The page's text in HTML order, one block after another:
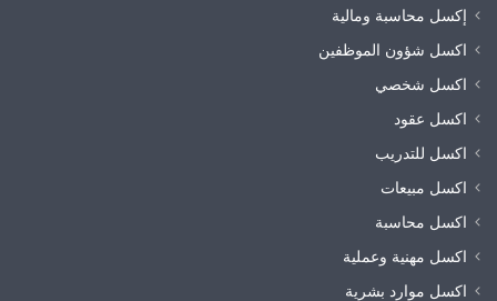
إكسل محاسبة ومالية
اكسل شؤون الموظفين
اكسل شخصي
اكسل عقود
اكسل للتدريب
اكسل مبيعات
اكسل محاسبة
اكسل مهنية وعملية
اكسل موارد بشرية